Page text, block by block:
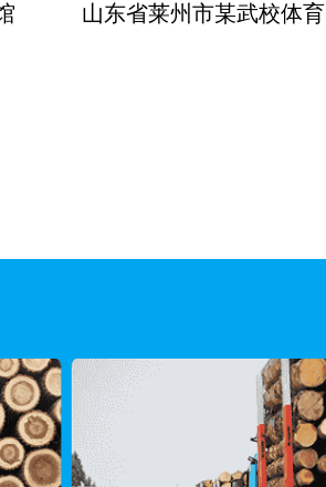
山东省莱州市某武校体育